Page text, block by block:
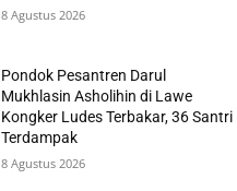
8 Agustus 2026
Pondok Pesantren Darul
Mukhlasin Asholihin di Lawe
Kongker Ludes Terbakar, 36 Santri
Terdampak
8 Agustus 2026